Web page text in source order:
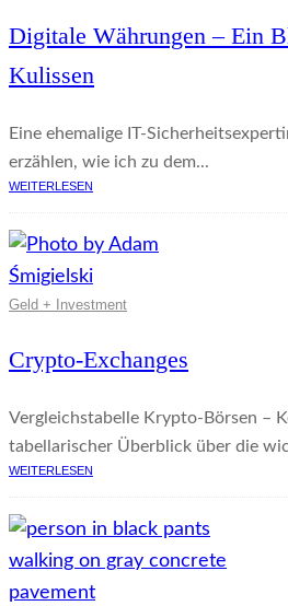
Digitale Währungen – Ein
Kulissen
Eine ehemalige IT-
erzählen, wie ich zu dem...
WEITERLESEN
Geld + Investment
Crypto-Exchanges
Vergleichstabelle Krypto-Börsen –
tabellarischer Überblick über die
WEITERLESEN